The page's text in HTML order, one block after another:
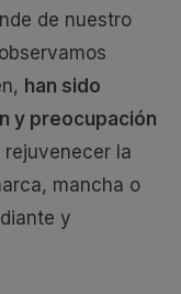
de nuestro
han sido
y preocupación
rejuvenecer la
mancha o
y